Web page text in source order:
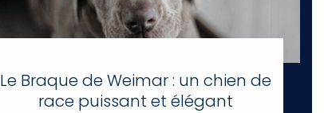
Le Braque de Weimar : un chien de
race puissant et élégant